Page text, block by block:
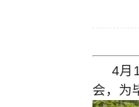
4月
会，为